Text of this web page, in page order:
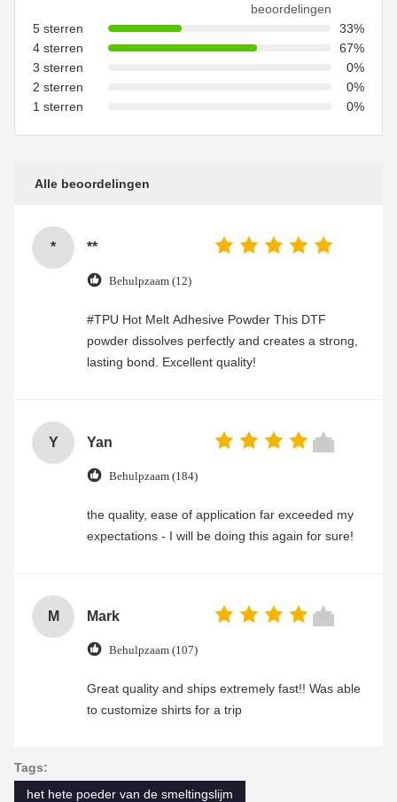
beoordelingen
5 sterren
33%
4 sterren
67%
3 sterren
0%
2 sterren
0%
1 sterren
0%
Alle beoordelingen
* **
Behulpzaam (12)
#TPU Hot Melt Adhesive Powder This DTF
powder dissolves perfectly and creates a strong,
lasting bond. Excellent quality!
Y Yan
Behulpzaam (184)
the quality, ease of application far exceeded my
expectations - I will be doing this again for sure!
M Mark
Behulpzaam (107)
Great quality and ships extremely fast!! Was able
to customize shirts for a trip
Tags:
het hete poeder van de smeltingslijm